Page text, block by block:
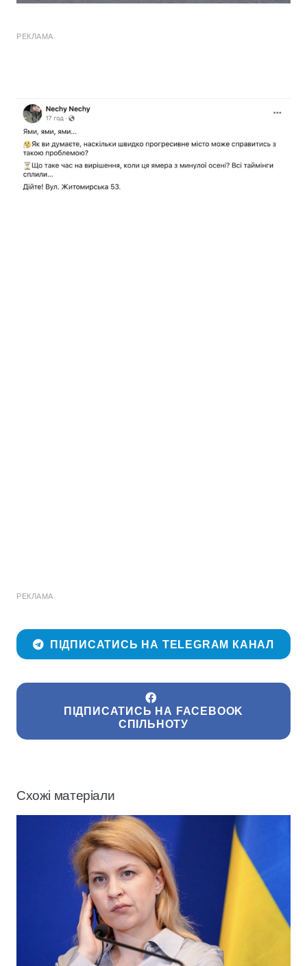
РЕКЛАМА
РЕКЛАМА
ПІДПИСАТИСЬ НА TELEGRAM КАНАЛ
ПІДПИСАТИСЬ НА FACEBOOK
СПІЛЬНОТУ
Схожі матеріали